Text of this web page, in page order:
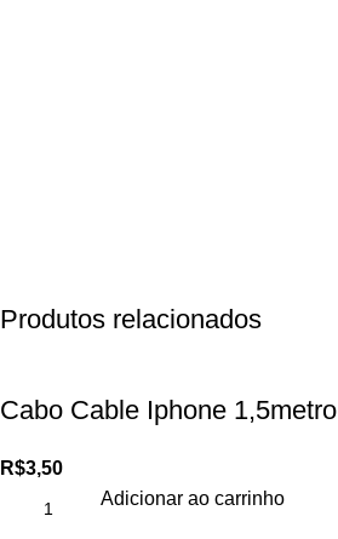
Produtos relacionados
Cabo Cable Iphone 1,5metro
R$3,50
Adicionar ao carrinho